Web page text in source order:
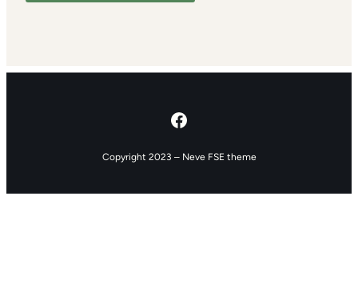
Facebook
Copyright 2023 – Neve FSE theme